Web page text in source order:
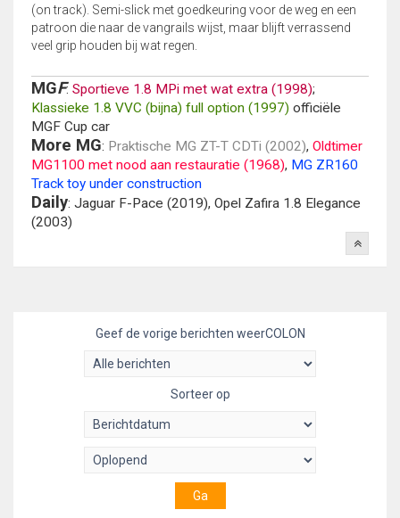
(on track). Semi-slick met goedkeuring voor de weg en een
patroon die naar de vangrails wijst, maar blijft verrassend
veel grip houden bij wat regen.
MGF: Sportieve 1.8 MPi met wat extra (1998);
Klassieke 1.8 VVC (bijna) full option (1997) officiële
MGF Cup car
More MG: Praktische MG ZT-T CDTi (2002), Oldtimer
MG1100 met nood aan restauratie (1968), MG ZR160
Track toy under construction
Daily: Jaguar F-Pace (2019), Opel Zafira 1.8 Elegance
(2003)
Geef de vorige berichten weerCOLON
Sorteer op